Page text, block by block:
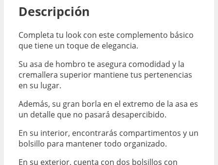
Descripción
Completa tu look con este complemento básico
que tiene un toque de elegancia.
Su asa de hombro te asegura comodidad y la
cremallera superior mantiene tus pertenencias
en su lugar.
Además, su gran borla en el extremo de la asa es
un detalle que no pasará desapercibido.
En su interior, encontrarás compartimentos y un
bolsillo para mantener todo organizado.
En su exterior, cuenta con dos bolsillos con